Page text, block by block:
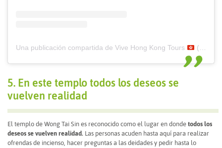
Una publicación compartida de Vive Hong Kong Tours (@vivehongkong)
5. En este templo todos los deseos se
vuelven realidad
El templo de Wong Tai Sin es reconocido como el lugar en donde todos los
deseos se vuelven realidad. Las personas acuden hasta aquí para realizar
ofrendas de incienso, hacer preguntas a las deidades y pedir hasta lo